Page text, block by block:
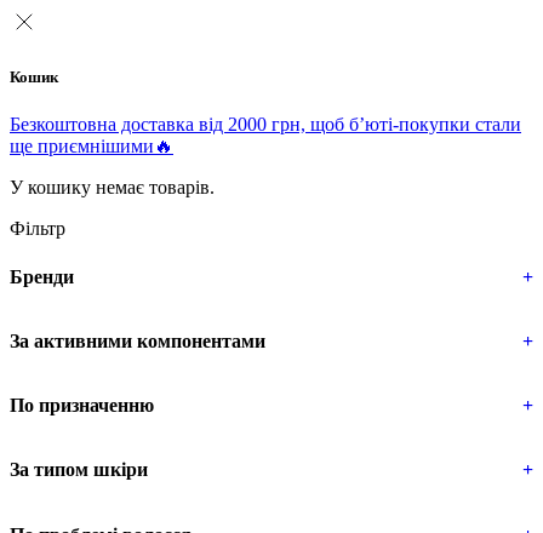
Кошик
Безкоштовна доставка від 2000 грн, щоб б’юті-покупки стали
ще приємнішими🔥
У кошику немає товарів.
Фільтр
Бренди +
За активними компонентами +
По призначенню +
За типом шкіри +